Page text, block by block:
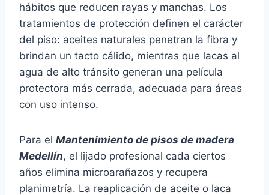
hábitos que reducen rayas y manchas. Los
tratamientos de protección definen el carácter
del piso: aceites naturales penetran la fibra y
brindan un tacto cálido, mientras que lacas al
agua de alto tránsito generan una película
protectora más cerrada, adecuada para áreas
con uso intenso.
Para el Mantenimiento de pisos de madera
Medellín, el lijado profesional cada ciertos
años elimina microarañazos y recupera
planimetría. La reaplicación de aceite o laca